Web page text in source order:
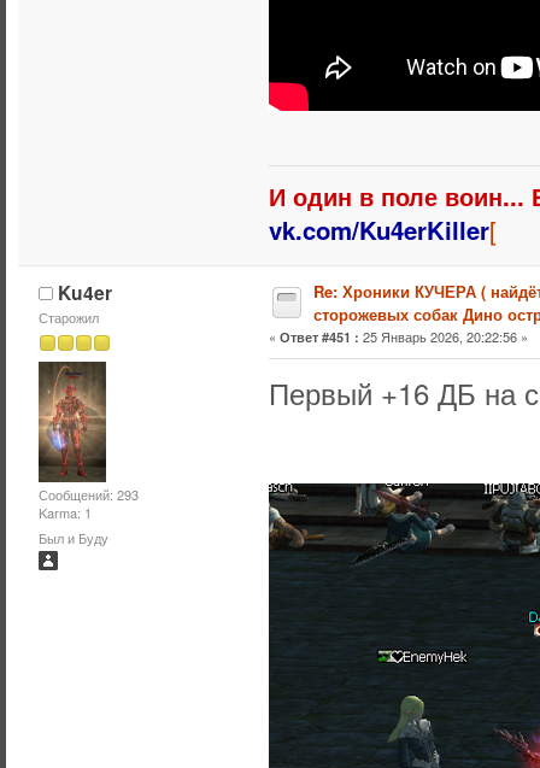
И один в поле воин...
vk.com/Ku4erKiller[
Ku4er
Старожил
Сообщений: 293
Karma: 1
Был и Буду
Re: Хроники КУЧЕРА (
сторожевых собак Дино
« Ответ #451 : 25 Январь 2026, 20:22:56 »
Первый +16 ДБ на